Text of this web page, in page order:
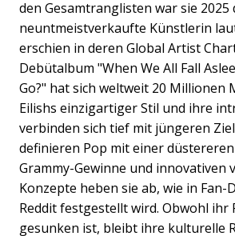
den Gesamtranglisten war sie 2025
neuntmeistverkaufte Künstlerin
erschien in deren Global Artist
Debütalbum "When We All Fall
Go?" hat sich weltweit 20 Millionen
Eilishs einzigartiger Stil und ihre
verbinden sich tief mit jüngeren
definieren Pop mit einer
Grammy-Gewinne und innovativen
Konzepte heben sie ab, wie in
Reddit festgestellt wird. Obwohl ihr
gesunken ist, bleibt ihre kulturelle